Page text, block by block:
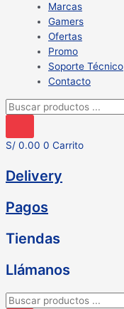
Marcas
Gamers
Ofertas
Promo
Soporte Técnico
Contacto
Búsqueda
productos
S/ 0.00 0 Carrito
Delivery
Pagos
Tiendas
Llámanos
Búsqueda